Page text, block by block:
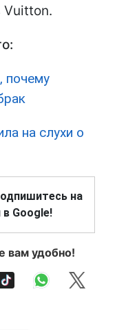
Vuitton.
почему
на слухи о
на
Google!
вам удобно!